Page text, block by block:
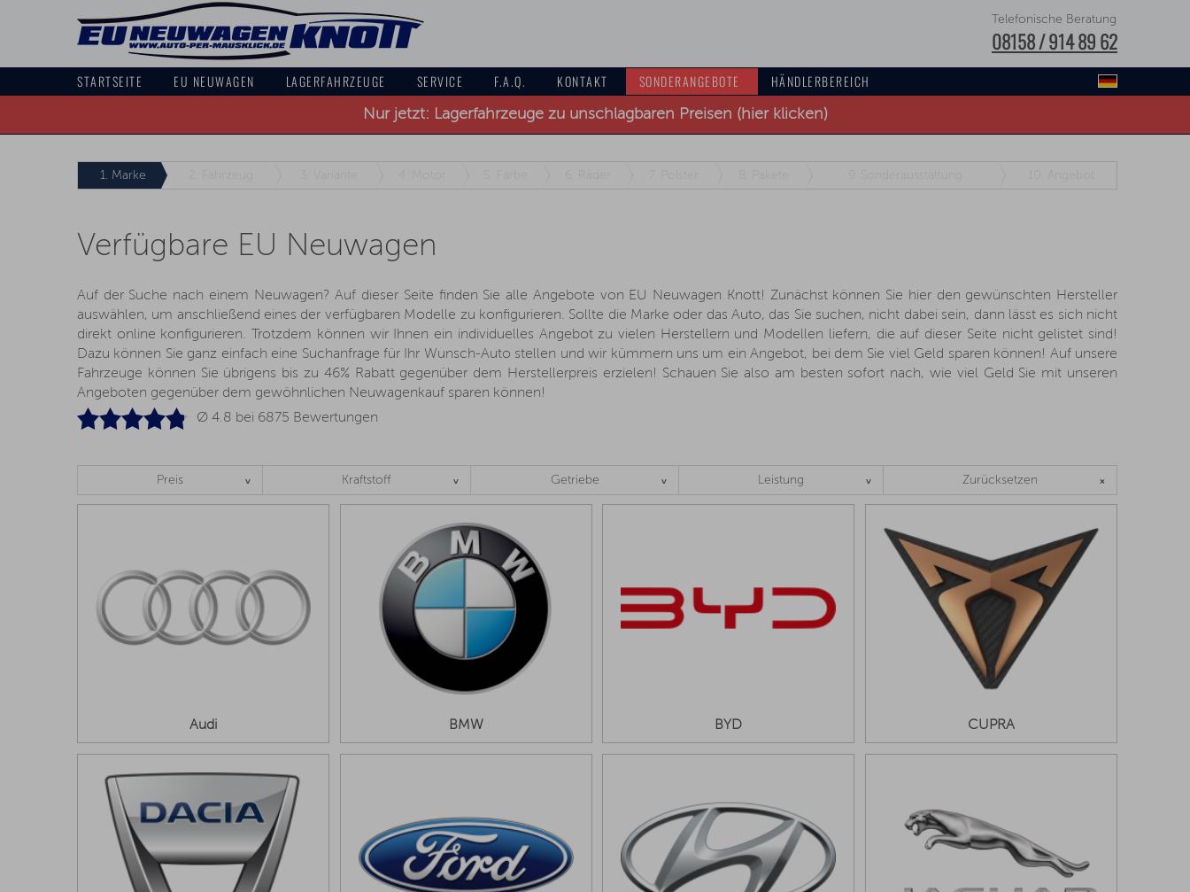
Telefonische Beratung
08158 / 914 89 62
STARTSEITE EU NEUWAGEN LAGERFAHRZEUGE SERVICE F.A.Q. KONTAKT SONDERANGEBOTE HÄNDLERBEREICH
Nur jetzt: Lagerfahrzeuge zu unschlagbaren Preisen (hier klicken)
1. Marke
Verfügbare EU Neuwagen
Auf der Suche nach einem Neuwagen? Auf dieser Seite finden Sie alle Angebote von EU Neuwagen Knott! Zunächst können Sie hier den gewünschten Hersteller
auswählen, um anschließend eines der verfügbaren Modelle zu konfigurieren. Sollte die Marke oder das Auto, das Sie suchen, nicht dabei sein, dann lässt es sich nicht
direkt online konfigurieren. Trotzdem können wir Ihnen ein individuelles Angebot zu vielen Herstellern und Modellen liefern, die auf dieser Seite nicht gelistet sind!
Dazu können Sie ganz einfach eine Suchanfrage für Ihr Wunsch-Auto stellen und wir kümmern uns um ein Angebot, bei dem Sie viel Geld sparen können! Auf unsere
Fahrzeuge können Sie übrigens bis zu 46% Rabatt gegenüber dem Herstellerpreis erzielen! Schauen Sie also am besten sofort nach, wie viel Geld Sie mit unseren
Angeboten gegenüber dem gewöhnlichen Neuwagenkauf sparen können!
Ø 4.8 bei 6875 Bewertungen
Preis Kraftstoff Getriebe Leistung Zurücksetzen
Audi BMW BYD CUPRA